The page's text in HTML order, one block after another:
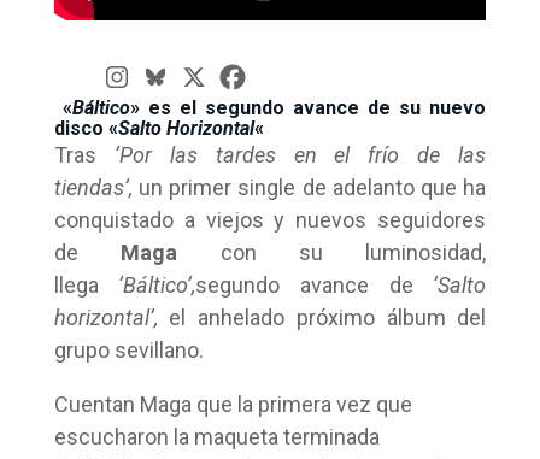
«Báltico» es el segundo avance de su nuevo
disco «Salto Horizontal«
Tras ‘Por las tardes en el frío de las
tiendas’, un primer single de adelanto que ha
conquistado a viejos y nuevos seguidores
de Maga con su luminosidad,
llega ‘Báltico’,segundo avance de ‘Salto
horizontal’, el anhelado próximo álbum del
grupo sevillano.
Cuentan Maga que la primera vez que
escucharon la maqueta terminada